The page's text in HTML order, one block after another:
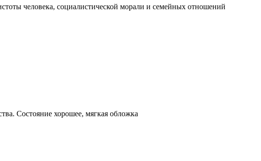
человека, социалистической морали и семейных отношений
Состояние хорошее, мягкая обложка